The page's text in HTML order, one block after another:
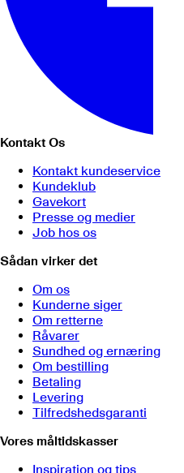
Kontakt Os
Kontakt kundeservice
Kundeklub
Gavekort
Presse og medier
Job hos os
Sådan virker det
Om os
Kunderne siger
Om retterne
Råvarer
Sundhed og ernæring
Om bestilling
Betaling
Levering
Tilfredshedsgaranti
Vores måltidskasser
Inspiration og tips